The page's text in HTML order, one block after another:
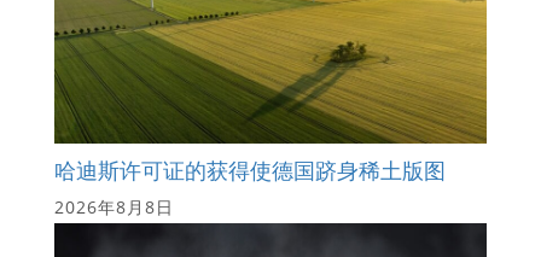
哈迪斯许可证的获得使德国跻身稀土版图
2026年8月8日